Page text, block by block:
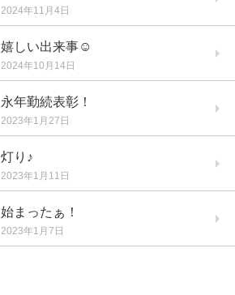
2024年11月4日
嬉しい出来事☺️
2024年10月14日
永年勤続表彰！
2023年1月27日
灯り♪
2023年1月11日
始まったぁ！
2023年1月7日